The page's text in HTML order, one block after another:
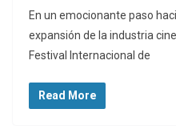
En un emocionante paso
expansión de la industria
Festival Internacional de
Read More